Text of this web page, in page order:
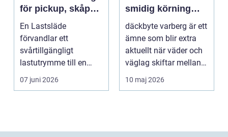
för pickup, skåpbil
och personbil
En Lastsläde
förvandlar ett
svårtillgängligt
lastutrymme till en
lättjobbad yta. Genom
att dra ut la...
07 juni 2026
smidig körning
Året runt
däckbyte varberg är ett
ämne som blir extra
aktuellt när väder och
väglag skiftar mellan
sommar och ...
10 maj 2026